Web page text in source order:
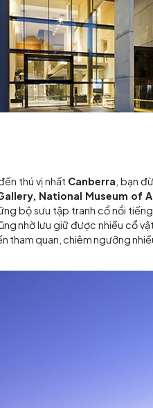
lý thú, cho du khách
giải trí, triển lãm, công
nước Úc.